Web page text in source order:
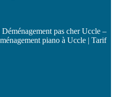
pas cher Uccle –
piano à Uccle | Tarif